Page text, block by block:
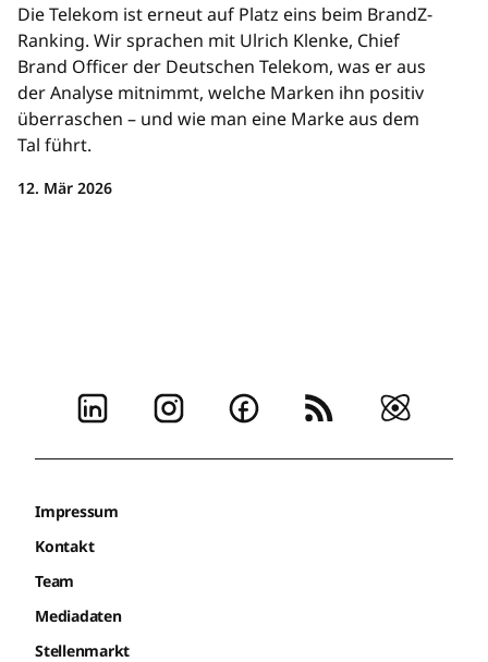
Die Telekom ist erneut auf Platz eins beim BrandZ-
Ranking. Wir sprachen mit Ulrich Klenke, Chief
Brand Officer der Deutschen Telekom, was er aus
der Analyse mitnimmt, welche Marken ihn positiv
überraschen – und wie man eine Marke aus dem
Tal führt.
12. Mär 2026
Impressum
Kontakt
Team
Mediadaten
Stellenmarkt